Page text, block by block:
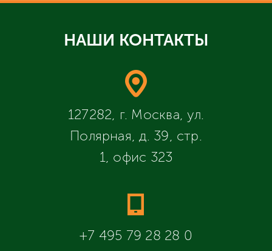
НАШИ КОНТАКТЫ
127282, г. Москва, ул.
Полярная, д. 39, стр.
1, офис 323
+7 495 79 28 28 0